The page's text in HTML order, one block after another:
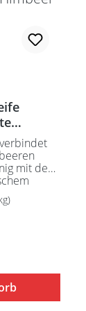
mit dem
und
pflegen